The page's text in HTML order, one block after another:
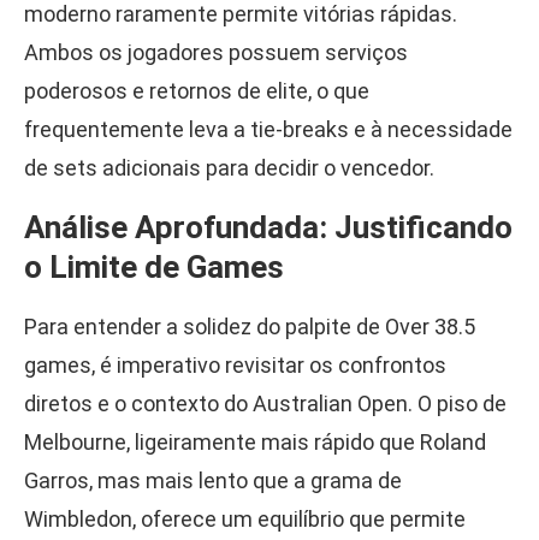
moderno raramente permite vitórias rápidas.
Ambos os jogadores possuem serviços
poderosos e retornos de elite, o que
frequentemente leva a tie-breaks e à necessidade
de sets adicionais para decidir o vencedor.
Análise Aprofundada: Justificando
o Limite de Games
Para entender a solidez do palpite de Over 38.5
games, é imperativo revisitar os confrontos
diretos e o contexto do Australian Open. O piso de
Melbourne, ligeiramente mais rápido que Roland
Garros, mas mais lento que a grama de
Wimbledon, oferece um equilíbrio que permite